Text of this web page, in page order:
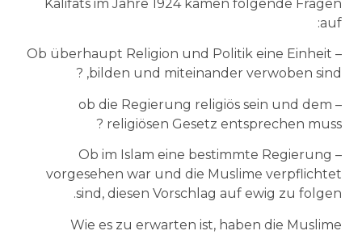
Kalifats im Jahre 1924 kamen folgende Fragen
auf:
– Ob überhaupt Religion und Politik eine Einheit
bilden und miteinander verwoben sind, ?
– ob die Regierung religiös sein und dem
religiösen Gesetz entsprechen muss ?
– Ob im Islam eine bestimmte Regierung
vorgesehen war und die Muslime verpflichtet
sind, diesen Vorschlag auf ewig zu folgen.
Wie es zu erwarten ist, haben die Muslime